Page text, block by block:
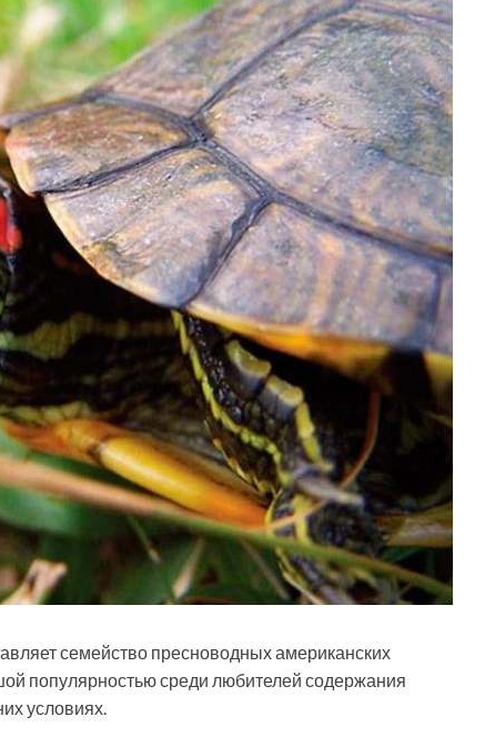
семейство пресноводных американских
популярностью среди любителей содержания
условиях.